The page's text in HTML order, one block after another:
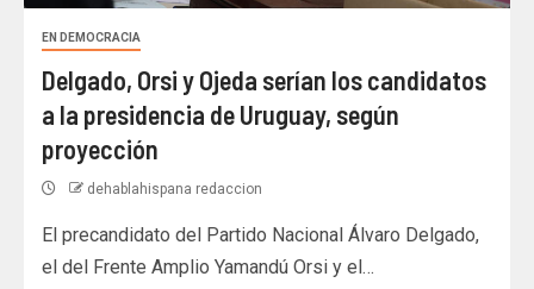
EN DEMOCRACIA
Delgado, Orsi y Ojeda serían los candidatos
a la presidencia de Uruguay, según
proyección
dehablahispana redaccion
El precandidato del Partido Nacional Álvaro Delgado,
el del Frente Amplio Yamandú Orsi y el…